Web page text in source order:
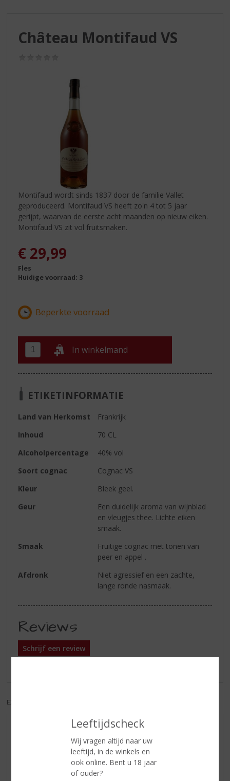
Leeftijdscheck
Wij vragen altijd naar uw
leeftijd, in de winkels en
ook online. Bent u 18 jaar
of ouder?
Château Montifaud VS
Montifaud wordt sinds 1837 door de familie Vallet
geproduceerd. Montifaud VS heeft zo'n 4 tot 5 jaar
gerijpt, waarvan de eerste acht maanden op nieuw eiken.
Montifaud VS zit vol fruitsmaken.
€ 29,99
Fles
Huidige voorraad: 3
In winkelmand
ETIKETINFORMATIE
Land van Herkomst
Frankrijk
Inhoud
70 CL
Alcoholpercentage
40% vol
Soort cognac
Cognac VS
Kleur
Bleek geel.
Geur
Een duidelijk aroma van wijnblad
en vleugjes thee. Lichte eiken
smaak.
Smaak
Fruitige cognac met tonen van
peer en appel .
Afdronk
Niet agressief en een zachte,
lange ronde nasmaak.
Reviews
Schrijf een review
EXCL. BTW
AANBIEDINGEN
NIEUWE BIEREN
NIEUWE WHISKY
NIEUW OVERIG